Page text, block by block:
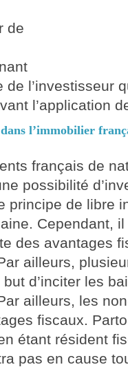
de
l’investisseur
l’application
l’immobilier
français de
possibilité
principe de libre
Cependant,
des avantages
ailleurs,
d’inciter les
ailleurs, les
fiscaux.
étant résident
pas en cause